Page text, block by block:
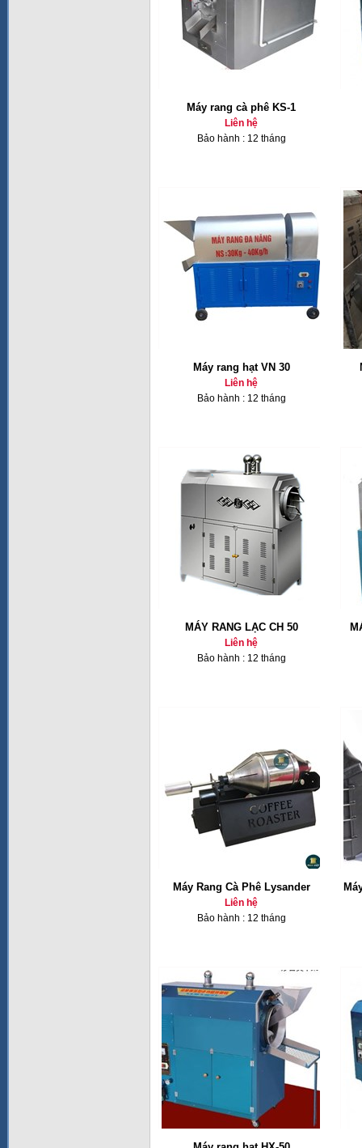
Máy rang cà phê KS-1
Liên hệ
Bảo hành : 12 tháng
Máy rang hạt VN 30
Liên hệ
Bảo hành : 12 tháng
MÁY RANG LẠC CH 50
Liên hệ
Bảo hành : 12 tháng
Máy Rang Cà Phê Lysander
Liên hệ
Bảo hành : 12 tháng